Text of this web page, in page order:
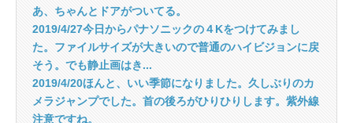
あ、ちゃんとドアがついてる。
2019/4/27今日からパナソニックの４Kをつけてみまし
た。ファイルサイズが大きいので普通のハイビジョンに戻
そう。でも静止画はき...
2019/4/20ほんと、いい季節になりました。久しぶりのカ
メラジャンプでした。首の後ろがひりひりします。紫外線
注意ですね。